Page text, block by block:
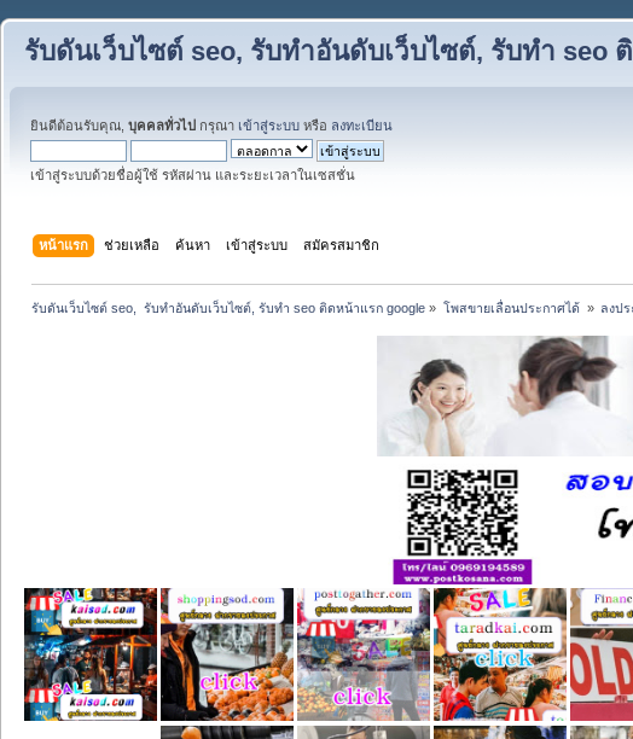
รับดันเว็บไซต์ seo, รับทำอันดับเว็บไซต์, รับทำ seo
ยินดีต้อนรับคุณ, บุคคลทั่วไป กรุณา เข้าสู่ระบบ หรือ ลงทะเบียน
เข้าสู่ระบบด้วยชื่อผู้ใช้ รหัสผ่าน และระยะเวลาในเซสชั่น
หน้าแรก ช่วยเหลือ ค้นหา เข้าสู่ระบบ สมัครสมาชิก
รับดันเว็บไซต์ seo,  รับทำอันดับเว็บไซต์, รับทำ seo ติดหน้าแรก google » โพสขายเลื่อนประกาศได้ » ลงป